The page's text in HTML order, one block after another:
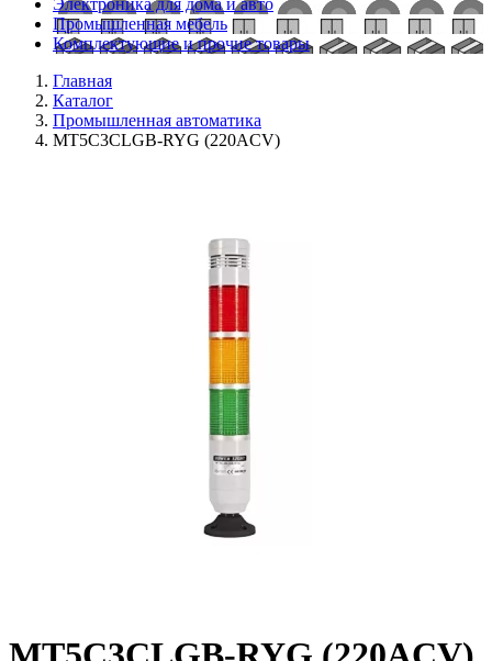
Промышленная мебель
Комплектующие и прочие товары
Главная
Каталог
Промышленная автоматика
MT5C3CLGB-RYG (220ACV)